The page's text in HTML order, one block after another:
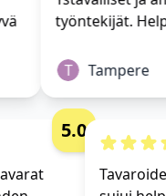
työntekijät.
T Tampere
tavarat
5.0